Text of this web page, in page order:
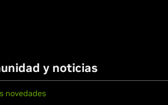
y noticias
novedades